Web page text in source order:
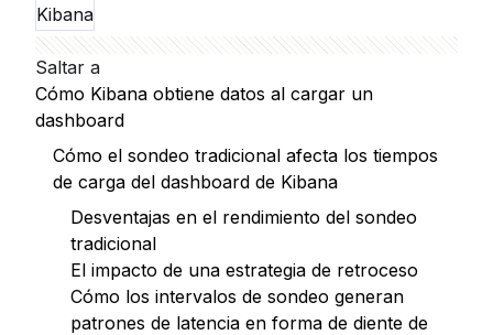
Kibana
Saltar a
Cómo Kibana obtiene datos al cargar un
dashboard
Cómo el sondeo tradicional afecta los tiempos
de carga del dashboard de Kibana
Desventajas en el rendimiento del sondeo
tradicional
El impacto de una estrategia de retroceso
Cómo los intervalos de sondeo generan
patrones de latencia en forma de diente de